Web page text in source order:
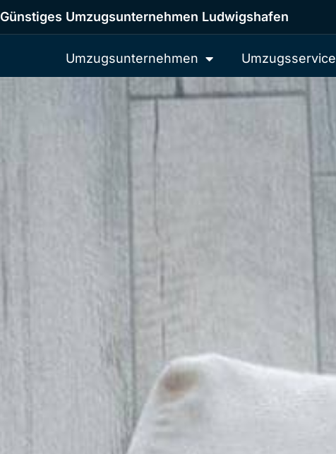
Günstiges Umzugsunternehmen Ludwigshafen
Umzugsunternehmen Umzugsservice